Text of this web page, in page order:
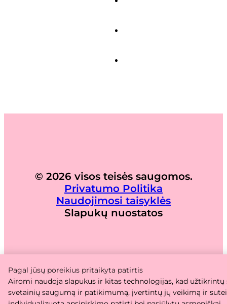
© 2026 visos teisės saugomos.
Privatumo Politika
Naudojimosi taisyklės
Slapukų nuostatos
Pagal jūsų poreikius pritaikyta patirtis
Airomi naudoja slapukus ir kitas technologijas, kad užtikrintų
svetainių saugumą ir patikimumą, įvertintų jų veikimą ir